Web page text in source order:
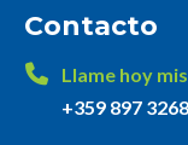
Contacto
Llame hoy
+359 897